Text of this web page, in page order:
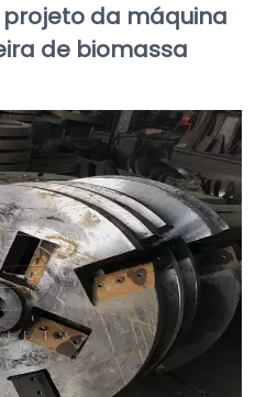
da máquina
de biomassa